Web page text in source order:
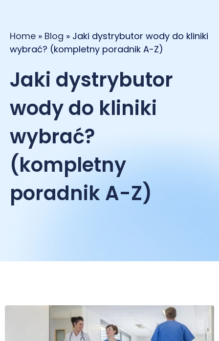
Home » Blog » Jaki dystrybutor wody do kliniki
wybrać? (kompletny poradnik A-Z)
Jaki dystrybutor
wody do kliniki
wybrać?
(kompletny
poradnik A-Z)